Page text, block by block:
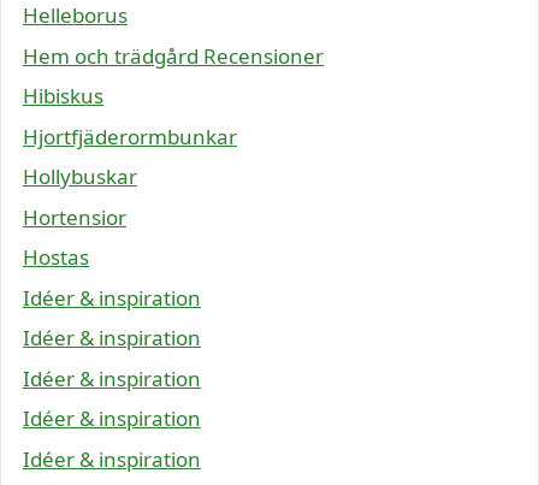
Helleborus
Hem och trädgård Recensioner
Hibiskus
Hjortfjäderormbunkar
Hollybuskar
Hortensior
Hostas
Idéer & inspiration
Idéer & inspiration
Idéer & inspiration
Idéer & inspiration
Idéer & inspiration